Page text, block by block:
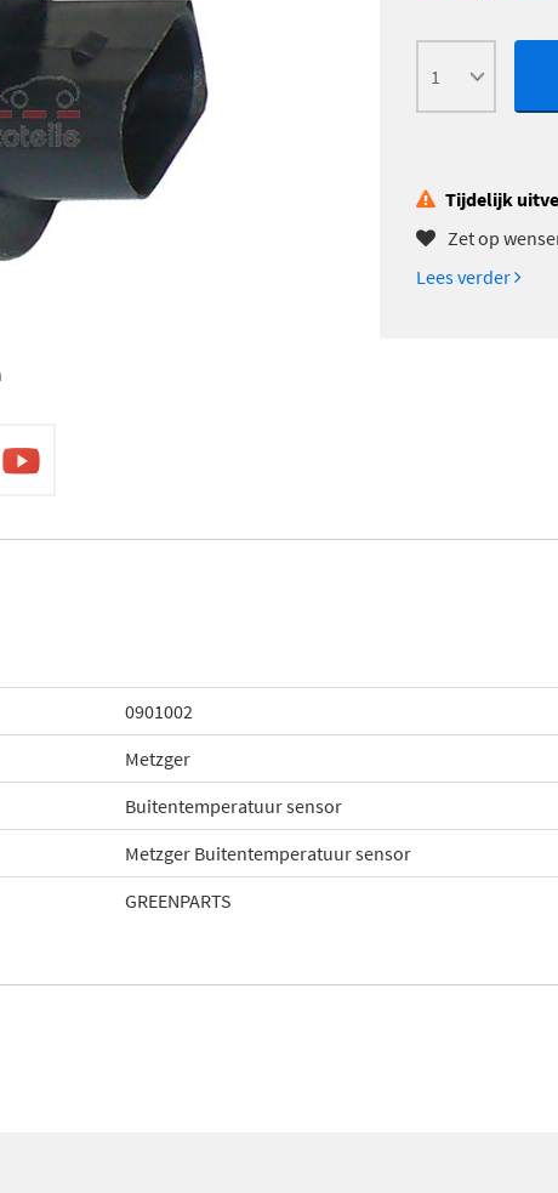
Tijdelijk
Zet op
Lees verder
0901002
Metzger
Buitentemperatuur sensor
Metzger Buitentemperatuur sensor
GREENPARTS